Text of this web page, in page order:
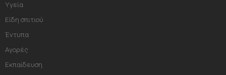
Υγεία
Είδη σπιτιού
Έντυπα
Αγορές
Εκπαίδευση